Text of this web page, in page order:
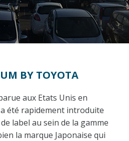
BY TOYOTA
aux Etats Unis en
été rapidement introduite
label au sein de la gamme
la marque Japonaise qui